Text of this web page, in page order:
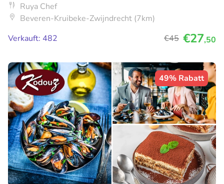
Ruya Chef
Beveren-Kruibeke-Zwijndrecht (7km)
Verkauft: 482
€45 €27,50
49% Rabatt